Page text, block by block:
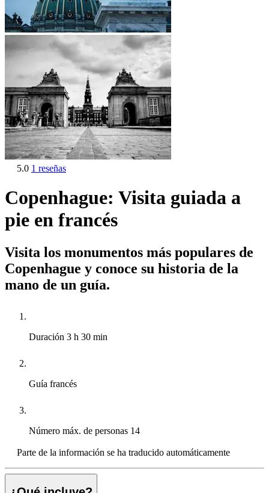
5.0 1 reseñas
Copenhague: Visita guiada a
pie en francés
Visita los monumentos más populares de
Copenhague y conoce su historia de la
mano de un guía.
Duración 3 h 30 min
Guía francés
Número máx. de personas 14
Parte de la información se ha traducido automáticamente